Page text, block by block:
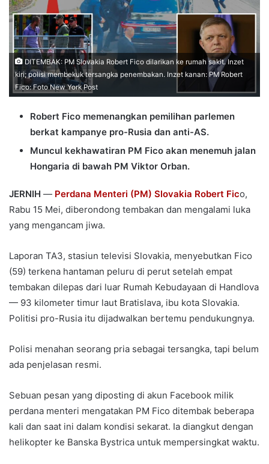
DITEMBAK: PM Slovakia Robert Fico dilarikan ke rumah sakit. Inzet
kiri; polisi membekuk tersangka penembakan. Inzet kanan: PM Robert
Fico: Foto New York Post
Robert Fico memenangkan pemilihan parlemen
berkat kampanye pro-Rusia dan anti-AS.
Muncul kekhawatiran PM Fico akan menemuh jalan
Hongaria di bawah PM Viktor Orban.
JERNIH — Perdana Menteri (PM) Slovakia Robert Fico,
Rabu 15 Mei, diberondong tembakan dan mengalami luka
yang mengancam jiwa.
Laporan TA3, stasiun televisi Slovakia, menyebutkan Fico
(59) terkena hantaman peluru di perut setelah empat
tembakan dilepas dari luar Rumah Kebudayaan di Handlova
— 93 kilometer timur laut Bratislava, ibu kota Slovakia.
Politisi pro-Rusia itu dijadwalkan bertemu pendukungnya.
Polisi menahan seorang pria sebagai tersangka, tapi belum
ada penjelasan resmi.
Sebuan pesan yang diposting di akun Facebook milik
perdana menteri mengatakan PM Fico ditembak beberapa
kali dan saat ini dalam kondisi sekarat. Ia diangkut dengan
helikopter ke Banska Bystrica untuk mempersingkat waktu.